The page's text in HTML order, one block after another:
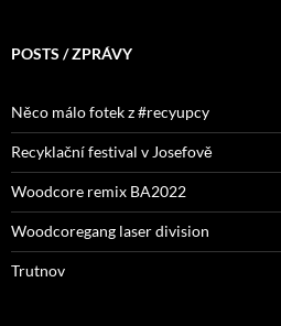
POSTS / ZPRÁVY
Něco málo fotek z #recyupcy
Recyklační festival v Josefově
Woodcore remix BA2022
Woodcoregang laser division
Trutnov